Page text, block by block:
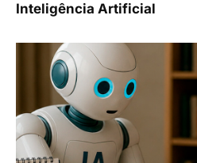
Inteligência Artificial